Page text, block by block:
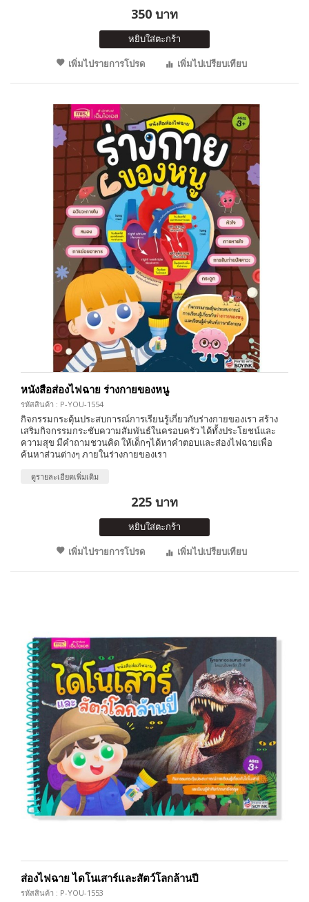
350 บาท
หยิบใส่ตะกร้า
เพิ่มไปรายการโปรด
เพิ่มไปเปรียบเทียบ
หนังสือส่องไฟฉาย ร่างกายของหนู
รหัสสินค้า : P-YOU-1554
กิจกรรมกระตุ้นประสบการณ์การเรียนรู้เกี่ยวกับร่างกายของเรา สร้าง
เสริมกิจกรรมกระชับความสัมพันธ์ในครอบครัว ได้ทั้งประโยชน์และ
ความสุข มีคำถามชวนคิด ให้เด็กๆได้หาคำตอบและส่องไฟฉายเพื่อ
ค้นหาส่วนต่างๆ ภายในร่างกายของเรา
ดูรายละเอียดเพิ่มเติม
225 บาท
หยิบใส่ตะกร้า
เพิ่มไปรายการโปรด
เพิ่มไปเปรียบเทียบ
ส่องไฟฉาย ไดโนเสาร์และสัตว์โลกล้านปี
รหัสสินค้า : P-YOU-1553